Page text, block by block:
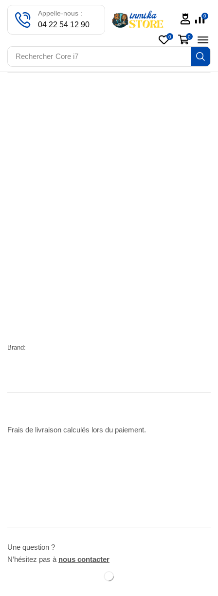
Rechercher Core i7
Appelle-nous :
04 22 54 12 90
0
0 0
Brand:
Frais de livraison calculés lors du paiement.
Une question ?
N’hésitez pas à nous contacter